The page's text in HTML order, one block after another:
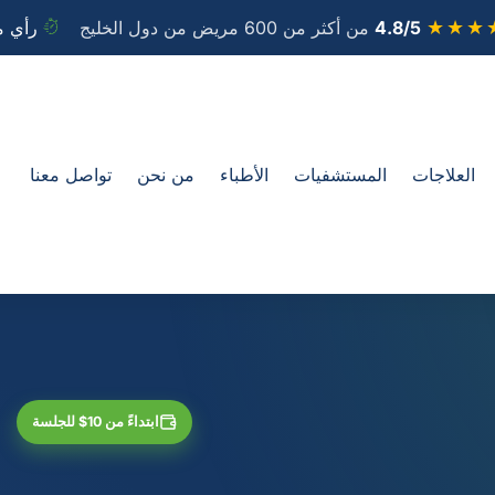
4.8/5 من أكثر من 600 مريض من دول الخليج رأي
العلاجات المستشفيات الأطباء من نحن تواصل معنا
ابتداءً من 10$ للجلسة